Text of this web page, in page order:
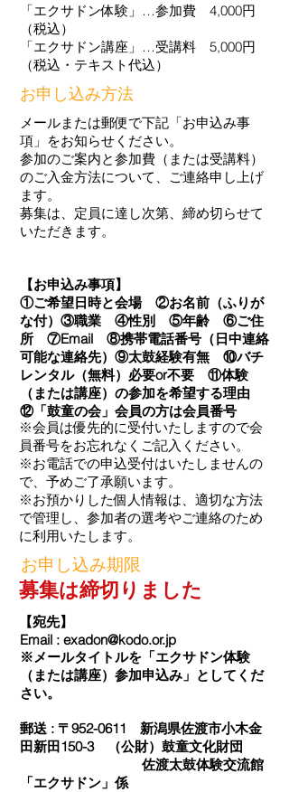
「エクサドン体験」…参加費 4,000円
（税込）
「エクサドン講座」…受講料 5,000円
（税込・テキスト代込）
お申し込み方法
メールまたは郵便で下記「お申込み事
項」をお知らせください。
参加のご案内と参加費（または受講料）
のご入金方法について、ご連絡申し上げ
ます。
​募集は、定員に達し次第、締め切らせて
いただきます。
【お申込み事項】
①ご希望日時と会場 ②お名前（ふりが
な付）③職業 ④性別 ⑤年齢 ⑥ご住
所 ⑦Email ⑧携帯電話番号（日中連絡
可能な連絡先）⑨太鼓経験有無 ⑩バチ
レンタル（無料）必要or不要 ⑪体験
（または講座）の参加を希望する理由
⑫「鼓童の会」会員の方は会員番号
※会員は優先的に受付いたしますので会
員番号をお忘れなくご記入ください。
​※お電話での申込受付はいたしませんの
で、予めご了承願います。
​※お預かりした個人情報は、適切な方法
で管理し、参加者の選考やご連絡のため
に利用いたします。
お申し込み期限
募集は締切りました
【宛先】
Email : exadon@kodo.or.jp
※メールタイトルを「エクサドン体験
（または講座）参加申込み」としてくだ
さい。
郵送 : 〒952-0611 新潟県佐渡市小木金
田新田150-3 （公財）鼓童文化財団
佐渡太鼓体験交流館
「エクサドン」係